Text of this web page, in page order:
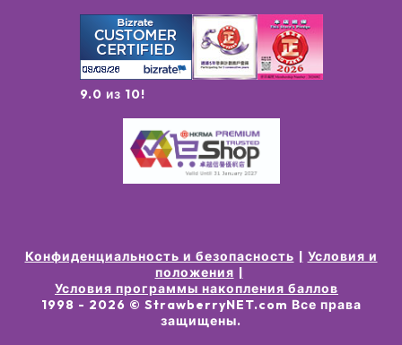
9.0 из 10!
Конфиденциальность и безопасность
Условия и
положения
Условия программы накопления баллов
1998 - 2026 © StrawberryNET.com Все права
защищены.